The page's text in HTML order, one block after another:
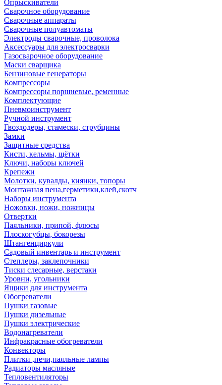
Опрыскиватели
Сварочное оборудование
Сварочные аппараты
Сварочные полуавтоматы
Электроды сварочные, проволока
Аксессуары для электросварки
Газосварочное оборудование
Маски сварщика
Бензиновые генераторы
Компрессоры
Компрессоры поршневые, ременные
Комплектующие
Пневмоинструмент
Ручной инструмент
Гвоздодеры, стамески, струбцины
Замки
Защитные средства
Кисти, кельмы, щётки
Ключи, наборы ключей
Крепежи
Молотки, кувалды, киянки, топоры
Монтажная пена,герметики,клей,скотч
Наборы инструмента
Ножовки, ножи, ножницы
Отвертки
Паяльники, припой, флюсы
Плоскогубцы, бокорезы
Штангенциркули
Садовый инвентарь и инструмент
Степлеры, заклепочники
Тиски слесарные, верстаки
Уровни, угольники
Ящики для инструмента
Обогреватели
Пушки газовые
Пушки дизельные
Пушки электрические
Водонагреватели
Инфракрасные обогреватели
Конвекторы
Плитки ,печи,паяльные лампы
Радиаторы масляные
Тепловентиляторы